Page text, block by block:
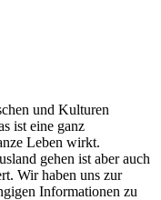
und Kulturen
ist eine ganz
Leben wirkt.
gehen ist aber auch
Wir haben uns zur
Informationen zu